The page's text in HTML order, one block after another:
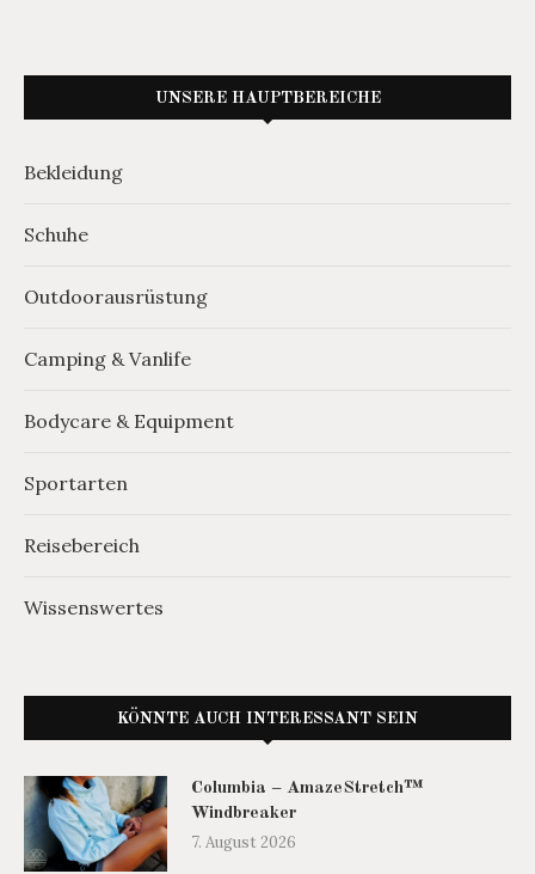
UNSERE HAUPTBEREICHE
Bekleidung
Schuhe
Outdoorausrüstung
Camping & Vanlife
Bodycare & Equipment
Sportarten
Reisebereich
Wissenswertes
KÖNNTE AUCH INTERESSANT SEIN
Columbia – AmazeStretch™
Windbreaker
7. August 2026